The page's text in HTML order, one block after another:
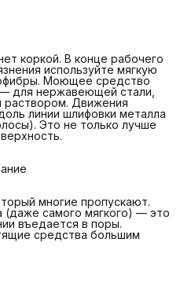
коркой. В конце рабочего
используйте мягкую
Моющее средство
для нержавеющей стали,
раствором. Движения
линии шлифовки металла
Это не только лучше
многие пропускают.
самого мягкого) — это
въедается в поры.
средства большим